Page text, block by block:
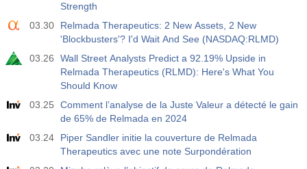
Strength
03.30
Relmada Therapeutics: 2 New Assets, 2 New
'Blockbusters'? I'd Wait And See (NASDAQ:RLMD)
03.26
Wall Street Analysts Predict a 92.19% Upside in
Relmada Therapeutics (RLMD): Here's What You
Should Know
03.25
Comment l’analyse de la Juste Valeur a détecté le gain
de 65% de Relmada en 2024
03.24
Piper Sandler initie la couverture de Relmada
Therapeutics avec une note Surpondération